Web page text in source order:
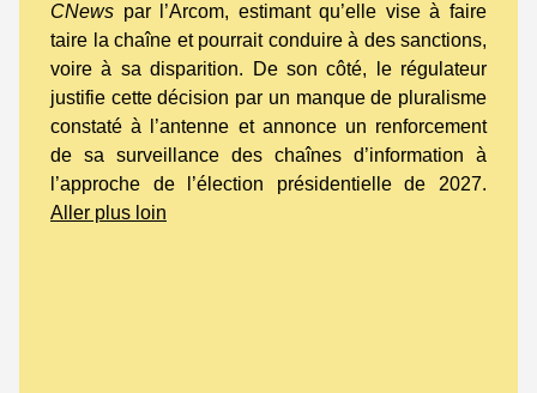
CNews par l’Arcom, estimant qu’elle vise à faire
taire la chaîne et pourrait conduire à des sanctions,
voire à sa disparition. De son côté, le régulateur
justifie cette décision par un manque de pluralisme
constaté à l’antenne et annonce un renforcement
de sa surveillance des chaînes d’information à
l’approche de l’élection présidentielle de 2027.
Aller plus loin